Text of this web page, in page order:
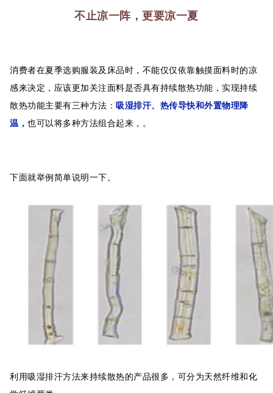
不止凉一阵，更要凉一夏
消费者在夏季选购服装及床品时，不能仅仅依靠触摸面料时的凉
感来决定，应该更加关注面料是否具有持续散热功能，实现持续
散热功能主要有三种方法： 吸湿排汗、热传导快和外置物理降
温， 也可以将多种方法组合起来，。
下面就举例简单说明一下。
利用吸湿排汗方法来持续散热的产品很多，可分为天然纤维和化